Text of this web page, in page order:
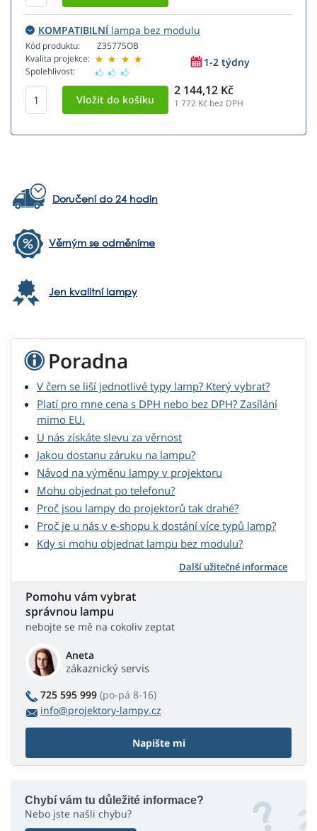
KOMPATIBILNÍlampa bez modulu
Kód produktu:
Kvalita projekce:
Spolehlivost:
Z35775OB
1-2 týdny
2 144,12 Kč
1 772 Kč bez DPH
Doručení do 24 hodin
Věrným se odměníme
Jen kvalitní lampy
Poradna
V čem se liší jednotlivé typy lamp? Který vybrat?
Platí pro mne cena s DPH nebo bez DPH? Zasílání
mimo EU.
U nás získáte slevu za věrnost
Jakou dostanu záruku na lampu?
Návod na výměnu lampy v projektoru
Mohu objednat po telefonu?
Proč jsou lampy do projektorů tak drahé?
Proč je u nás v e-shopu k dostání více typů lamp?
Kdy si mohu objednat lampu bez modulu?
Další užitečné informace
Pomohu vám vybrat
správnou lampu
nebojte se mě na cokoliv zeptat
Aneta
zákaznický servis
725 595 999 (po-pá 8-16)
info@projektory-lampy.cz
Napište mi
Chybí vám tu důležité informace?
Nebo jste našli chybu?